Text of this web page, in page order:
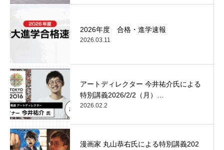
2026年度 合格・進学速報
2026.03.11
アートディレクター 今井祐介氏による
特別講義2026/2/2（月）…
2026.02.2
漫画家 丸山恭右氏による特別講義202